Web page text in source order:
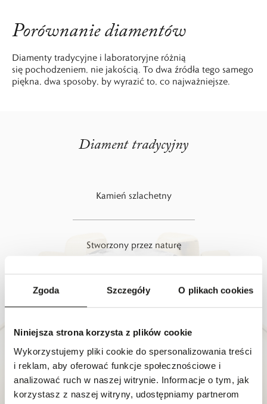
Zgoda Szczegóły O plikach cookies
Niniejsza strona korzysta z plików cookie
Wykorzystujemy pliki cookie do spersonalizowania treści
i reklam, aby oferować funkcje społecznościowe i
analizować ruch w naszej witrynie. Informacje o tym, jak
korzystasz z naszej witryny, udostępniamy partnerom
Porównanie diamentów
Diamenty tradycyjne i laboratoryjne różnią
się pochodzeniem, nie jakością. To dwa źródła tego samego
piękna, dwa sposoby, by wyrazić to, co najważniejsze.
Diament tradycyjny
Kamień szlachetny
Stworzony przez naturę
Powstaje miliony lat
Barwa min. G
Rabat nalicza się automatycznie w koszyku dla
Nie jesteś Klubowiczem?
Aby dołączyć do Klubu dla Przyjaciół W.KRUK
zaloguj się lub załóż konto klienta W.KRUK i dołącz
Aby dołączyć do Klubu dla Przyjaciół W.KRUK
zaloguj się lub załóż konto klienta W.KRUK.
Odkryj korzyści dla klubowiczów